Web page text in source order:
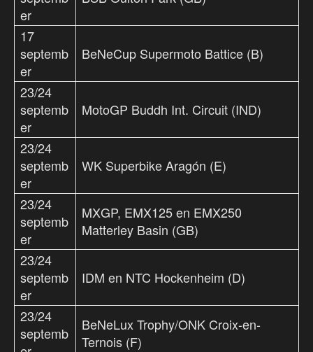
er
17
septemb
er
BeNeCup Supermoto Battice (B)
23/24
septemb
er
MotoGP Buddh Int. Circuit (IND)
23/24
septemb
er
WK Superbike Aragón (E)
23/24
septemb
er
MXGP, EMX125 en EMX250
Matterley Basin (GB)
23/24
septemb
er
IDM en NTC Hockenheim (D)
23/24
septemb
BeNeLux Trophy/ONK Croix-en-
Ternois (F)